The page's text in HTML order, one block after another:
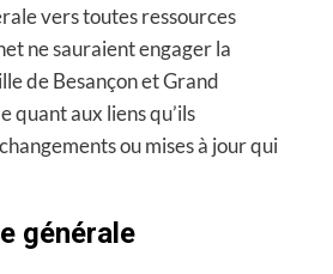
vers toutes ressources
ne sauraient engager la
de Besançon et Grand
quant aux liens qu’ils
ou mises à jour qui
générale